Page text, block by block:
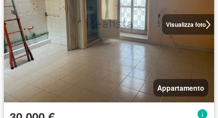
Visualizza foto
Appartamento